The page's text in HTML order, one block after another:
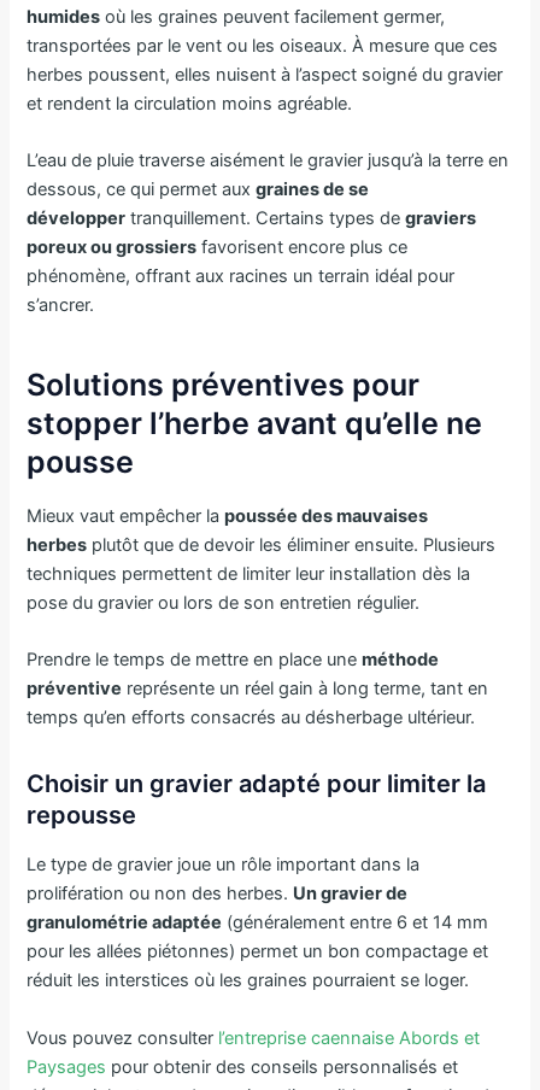
humides où les graines peuvent facilement germer,
transportées par le vent ou les oiseaux. À mesure que ces
herbes poussent, elles nuisent à l’aspect soigné du gravier
et rendent la circulation moins agréable.
L’eau de pluie traverse aisément le gravier jusqu’à la terre en
dessous, ce qui permet auxgraines de se
développer tranquillement. Certains types degraviers
poreux ou grossiers favorisent encore plus ce
phénomène, offrant aux racines un terrain idéal pour
s’ancrer.
Solutions préventives pour
stopper l’herbe avant qu’elle ne
pousse
Mieux vaut empêcher lapoussée des mauvaises
herbes plutôt que de devoir les éliminer ensuite. Plusieurs
techniques permettent de limiter leur installation dès la
pose du gravier ou lors de son entretien régulier.
Prendre le temps de mettre en place uneméthode
préventive représente un réel gain à long terme, tant en
temps qu’en efforts consacrés au désherbage ultérieur.
Choisir un gravier adapté pour limiter la
repousse
Le type de gravier joue un rôle important dans la
prolifération ou non des herbes. Un gravier de
granulométrie adaptée (généralement entre 6 et 14 mm
pour les allées piétonnes) permet un bon compactage et
réduit les interstices où les graines pourraient se loger.
Vous pouvez consulter l’entreprise caennaise Abords et
Paysages pour obtenir des conseils personnalisés et